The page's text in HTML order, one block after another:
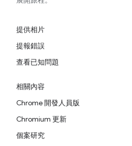
提供相片
提報錯誤
查看已知問題
相關內容
Chrome 開發人員版
Chromium 更新
個案研究